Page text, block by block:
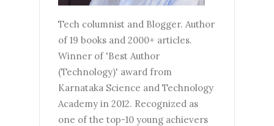
Tech columnist and Blogger. Author
of 19 books and 2000+ articles.
Winner of 'Best Author
(Technology)' award from
Karnataka Science and Technology
Academy in 2012. Recognized as
one of the top-10 young achievers